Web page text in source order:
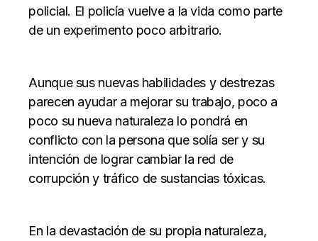
policial. El policía vuelve a la vida como parte
de un experimento poco arbitrario.
Aunque sus nuevas habilidades y destrezas
parecen ayudar a mejorar su trabajo, poco a
poco su nueva naturaleza lo pondrá en
conflicto con la persona que solía ser y su
intención de lograr cambiar la red de
corrupción y tráfico de sustancias tóxicas.
En la devastación de su propia naturaleza,